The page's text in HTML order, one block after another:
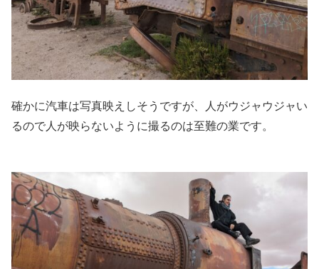
確かに汽車は写真映えしそうですが、人がウジャウジャい
るので人が映らないように撮るのは至難の業です。